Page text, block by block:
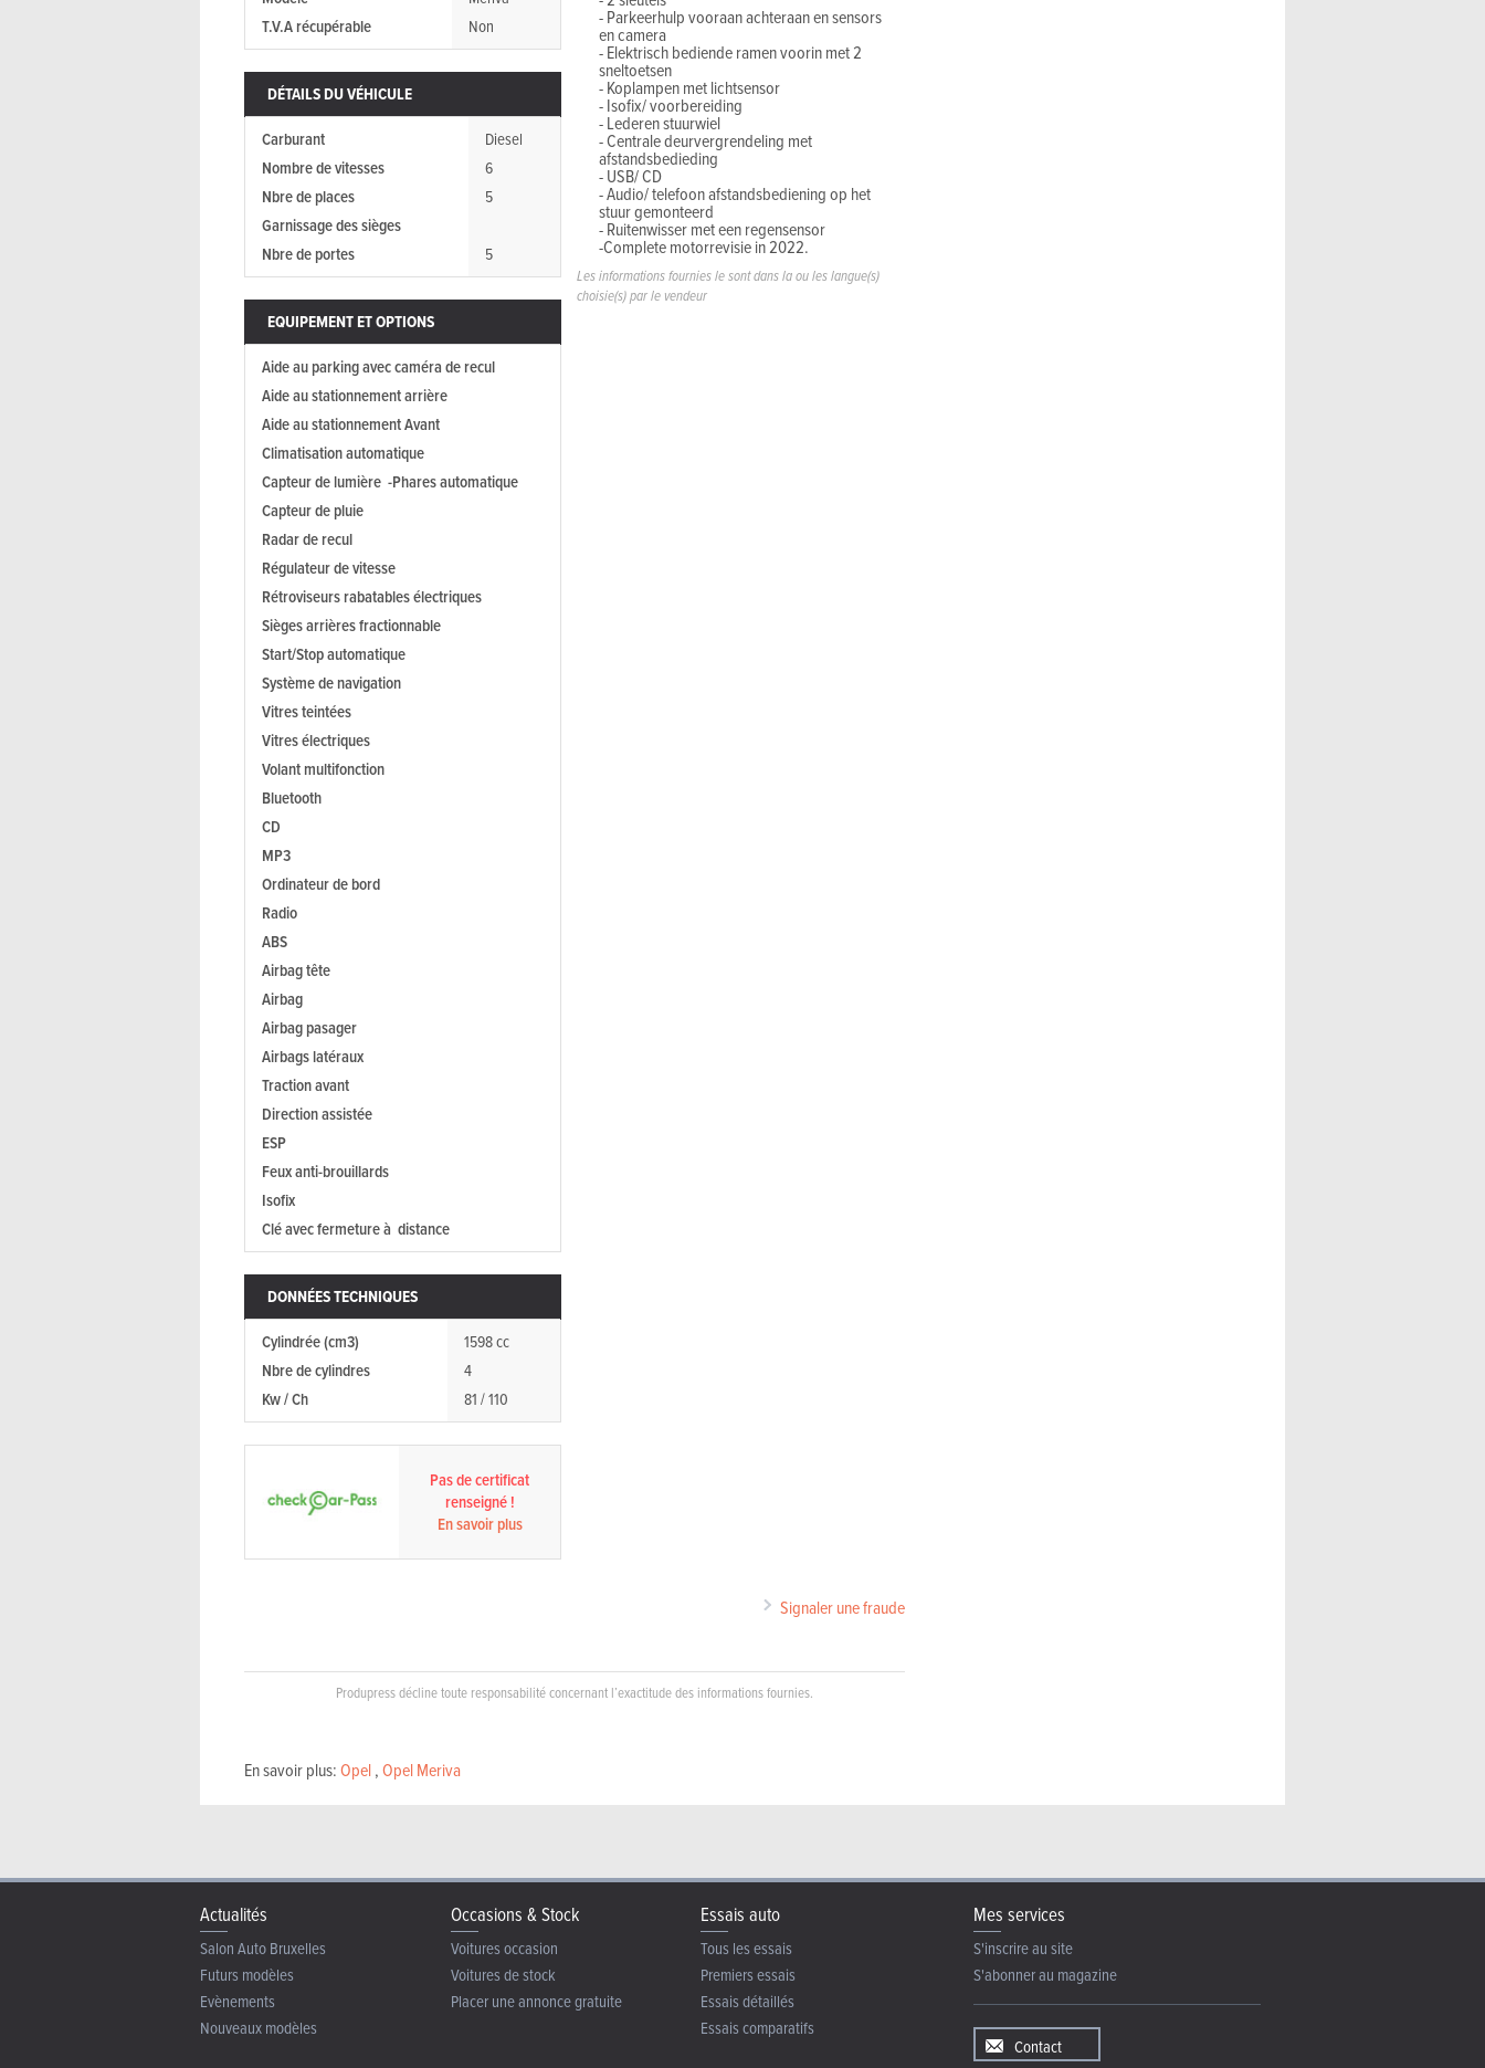
T.V.A récupérable
Non
DÉTAILS DU VÉHICULE
Carburant
Diesel
Nombre de vitesses
6
Nbre de places
5
Garnissage des sièges
Nbre de portes
5
EQUIPEMENT ET OPTIONS
Aide au parking avec caméra de recul
Aide au stationnement arrière
Aide au stationnement Avant
Climatisation automatique
Capteur de lumière -Phares automatique
Capteur de pluie
Radar de recul
Régulateur de vitesse
Rétroviseurs rabatables électriques
Sièges arrières fractionnable
Start/Stop automatique
Système de navigation
Vitres teintées
Vitres électriques
Volant multifonction
Bluetooth
CD
MP3
Ordinateur de bord
Radio
ABS
Airbag tête
Airbag
Airbag pasager
Airbags latéraux
Traction avant
Direction assistée
ESP
Feux anti-brouillards
Isofix
Clé avec fermeture à distance
DONNÉES TECHNIQUES
Cylindrée (cm3)
1598 cc
Nbre de cylindres
4
Kw / Ch
81 / 110
Pas de certificat
renseigné !
En savoir plus
- Parkeerhulp vooraan achteraan en sensors
en camera
- Elektrisch bediende ramen voorin met 2
sneltoetsen
- Koplampen met lichtsensor
- Isofix/ voorbereiding
- Lederen stuurwiel
- Centrale deurvergrendeling met
afstandsbedieding
- USB/ CD
- Audio/ telefoon afstandsbediening op het
stuur gemonteerd
- Ruitenwisser met een regensensor
-Complete motorrevisie in 2022.
Les informations fournies le sont dans la ou les langue(s)
choisie(s) par le vendeur
Signaler une fraude
Produpress décline toute responsabilité concernant l’exactitude des informations fournies.
En savoir plus:Opel,Opel Meriva
Actualités
Salon Auto Bruxelles
Futurs modèles
Evènements
Nouveaux modèles
Occasions & Stock
Voitures occasion
Voitures de stock
Placer une annonce gratuite
Essais auto
Tous les essais
Premiers essais
Essais détaillés
Essais comparatifs
Mes services
S'inscrire au site
S'abonner au magazine
Contact